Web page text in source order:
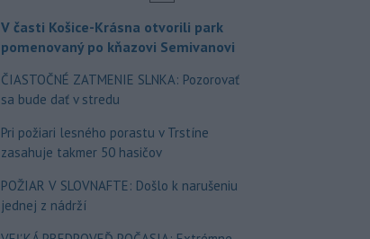
V časti Košice-Krásna otvorili park
pomenovaný po kňazovi Semivanovi
ČIASTOČNÉ ZATMENIE SLNKA: Pozorovať
sa bude dať v stredu
Pri požiari lesného porastu v Trstíne
zasahuje takmer 50 hasičov
POŽIAR V SLOVNAFTE: Došlo k narušeniu
jednej z nádrží